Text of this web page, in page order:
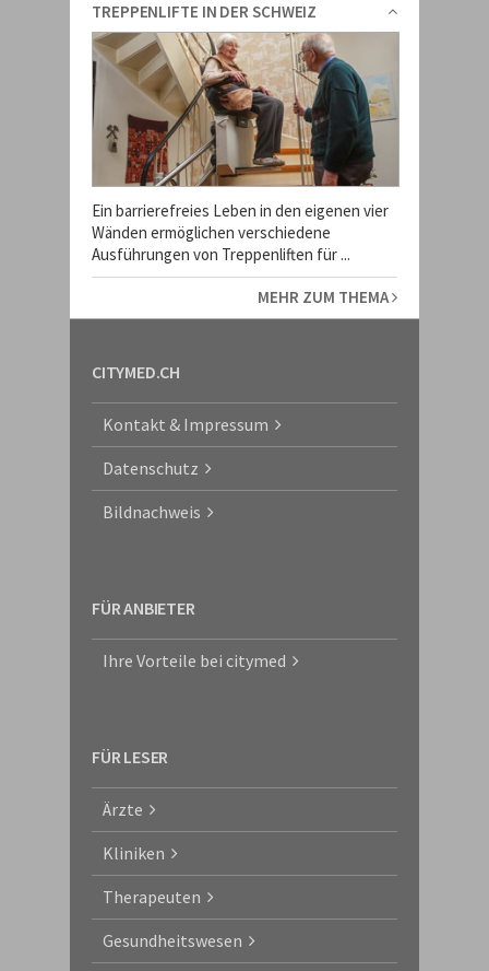
TREPPENLIFTE IN DER SCHWEIZ
Ein barrierefreies Leben in den eigenen vier
Wänden ermöglichen verschiedene
Ausführungen von Treppenliften für ...
MEHR ZUM THEMA
CITYMED.CH
Kontakt & Impressum
Datenschutz
Bildnachweis
FÜR ANBIETER
Ihre Vorteile bei citymed
FÜR LESER
Ärzte
Kliniken
Therapeuten
Gesundheitswesen